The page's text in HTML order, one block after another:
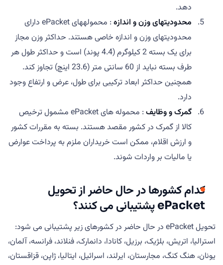
دهد.
محدودیتهای وزن و اندازه
: محمولههای ePacket دارای
محدودیتهای وزن و اندازه خاصی هستند. حداکثر وزن مجاز
برای یک بسته 2 کیلوگرم (4.4 پوند) است و حداکثر طول هر
طرف بسته نباید از 60 سانتی متر (23.6 اینچ) تجاوز کند.
همچنین حداکثر ابعاد ترکیبی برای طول، عرض و ارتفاع وجود
دارد.
گمرک و وظایف
: محموله های ePacket مشمول ترخیص
کالا از گمرک در کشور مقصد هستند. بسته به مقررات کشور
و ارزش اقلام، ممکن است خریداران ملزم به پرداخت عوارض
یا مالیات بر واردات شوند.
کدام کشورها در حال حاضر از تحویل
ePacket پشتیبانی می کنند؟
تحویل ePacket در حال حاضر در کشورهای زیر پشتیبانی می شود:
استرالیا، اتریش، بلژیک، برزیل، کانادا، دانمارک، فنلاند، فرانسه، آلمان،
یونان، هنگ کنگ، مجارستان، ایرلند، اسرائیل، ایتالیا، ژاپن، قزاقستان،